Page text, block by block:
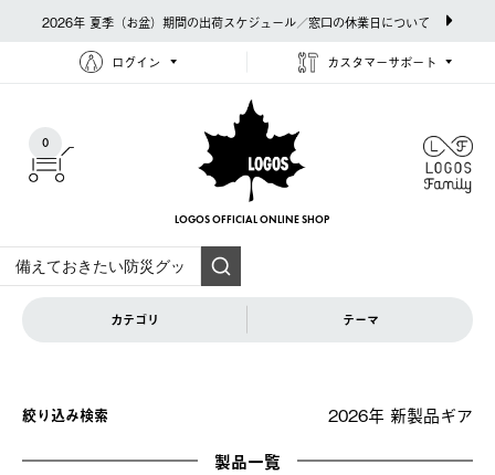
2026年 夏季（お盆）期間の出荷スケジュール／窓口の休業日について
ログイン カスタマーサポート
0
LOGOS OFFICIAL ONLINE SHOP
カテゴリ テーマ
絞り込み検索 2026年 新製品ギア
製品一覧